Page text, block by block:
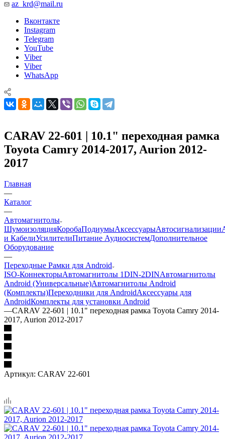
az_krd@mail.ru
Вконтакте
Instagram
Telegram
YouTube
Viber
Viber
WhatsApp
CARAV 22-601 | 10.1" переходная рамка
Toyota Camry 2014-2017, Aurion 2012-
2017
Главная
—
Каталог
—
Автомагнитолы
ШумоизоляцияКоробаПодиумыАксессуарыАвтосигнализации
и КабелиУсилителиПитание АудиосистемДополнительное
Оборудование
—
Переходные Рамки для Android
ISO-КоннекторыАвтомагнитолы 1DIN-2DINАвтомагнитолы
Android (Универсальные)Автомагнитолы Android
(Комплекты)Переходники для AndroidАксессуары для
AndroidКомплекты для установки Android
—CARAV 22-601 | 10.1" переходная рамка Toyota Camry 2014-
2017, Aurion 2012-2017
Артикул: CARAV 22-601